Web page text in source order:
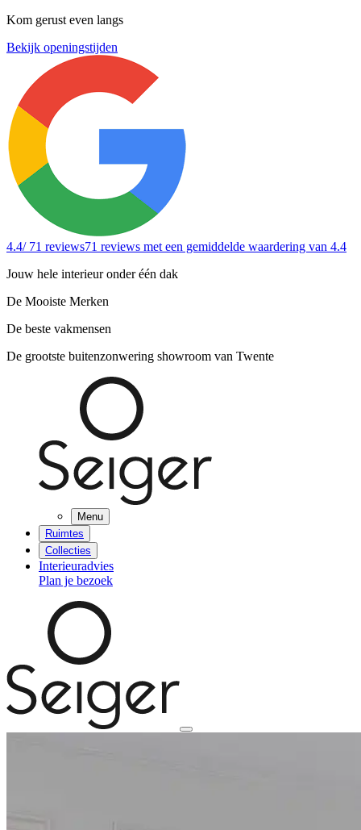
Kom gerust even langs
Bekijk openingstijden
4.4/ 71 reviews71 reviews met een gemiddelde waardering van 4.4
Jouw hele interieur onder één dak
De Mooiste Merken
De beste vakmensen
De grootste buitenzonwering showroom van Twente
Menu
Ruimtes
Collecties
Interieuradvies
Plan je bezoek